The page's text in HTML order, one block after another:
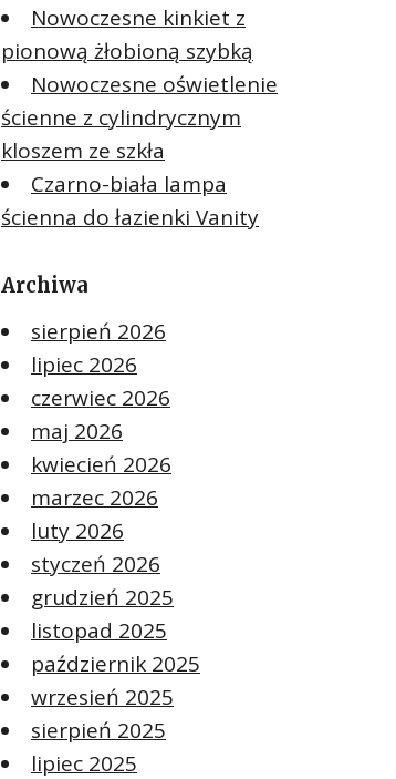
Nowoczesne kinkiet z
pionową żłobioną szybką
Nowoczesne oświetlenie
ścienne z cylindrycznym
kloszem ze szkła
Czarno-biała lampa
ścienna do łazienki Vanity
Archiwa
sierpień 2026
lipiec 2026
czerwiec 2026
maj 2026
kwiecień 2026
marzec 2026
luty 2026
styczeń 2026
grudzień 2025
listopad 2025
październik 2025
wrzesień 2025
sierpień 2025
lipiec 2025